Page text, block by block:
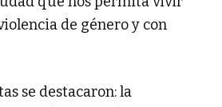
de género y con
se destacaron: la